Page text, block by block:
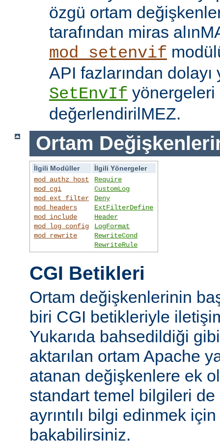
özgü ortam
tarafından miras
mod_setenvif
API fazlarından
SetEnvIf yönergeleri
değerlendirilMEZ.
Ortam
İlgili Modüller
İlgili Yönergeler
mod_authz_host
mod_cgi
mod_ext_filter
mod_headers
mod_include
mod_log_config
mod_rewrite
Require
CustomLog
Deny
ExtFilterDefine
Header
LogFormat
RewriteCond
RewriteRule
CGI Betikleri
Ortam değişkenlerinin
biri CGI betikleriyle
Yukarıda bahsedildiği
aktarılan ortam Apache
atanan değişkenlere ek
standart temel bilgileri
ayrıntılı bilgi edinmek için
bakabilirsiniz.